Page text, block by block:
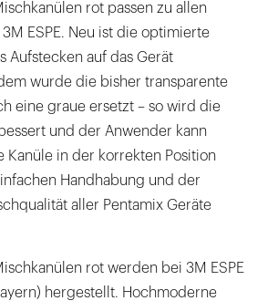
rot passen zu allen
ESPE. Neu ist die optimierte
Aufstecken auf das Gerät
wurde die bisher transparente
eine graue ersetzt – so wird die
und der Anwender kann
Kanüle in der korrekten Position
Handhabung und der
aller Pentamix Geräte
rot werden bei 3M ESPE
hergestellt. Hochmoderne